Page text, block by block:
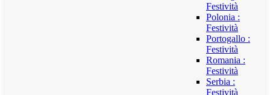
Festività
Polonia :
Festività
Portogallo :
Festività
Romania :
Festività
Serbia :
Festività